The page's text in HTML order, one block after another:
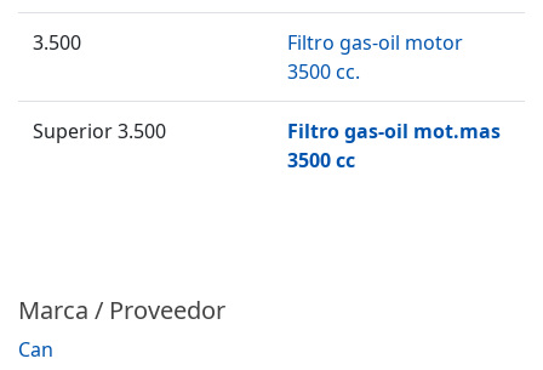
3.500
Filtro gas-oil motor
3500 cc.
Superior 3.500
Filtro gas-oil mot.mas
3500 cc
Marca / Proveedor
Can